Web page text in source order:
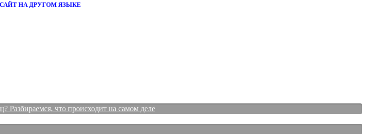
САЙТ НА ДРУГОМ ЯЗЫКЕ
Разбираемся, что происходит на самом деле